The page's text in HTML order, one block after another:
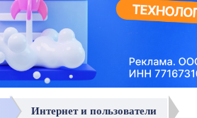
Интернет и пользователи